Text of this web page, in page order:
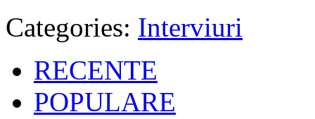
Categories: Interviuri
RECENTE
POPULARE